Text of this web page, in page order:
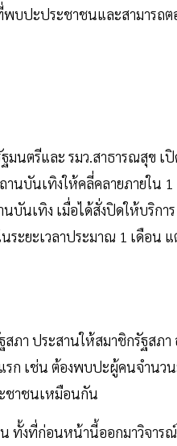
บปะประชาชนและสามารถ
นตรีและ รมว.สาธารณสุข เ
านบันเทิงให้คลี่คลายภายใน
บันเทิง เมื่อได้สั่งปิดให้บริก
นระยะเวลาประมาณ 1 เดือ
ภา ประสานให้สมาชิกรัฐสภ
ก เช่น ต้องพบปะผู้คนจำนว
ชาชนเหมือนกัน
ทั้งที่ก่อนหน้านี้ออกมาวิจาร